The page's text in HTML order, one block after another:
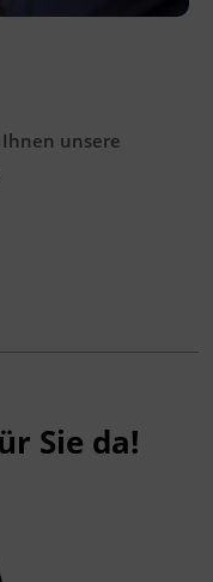
finden
unsere
Sie da!